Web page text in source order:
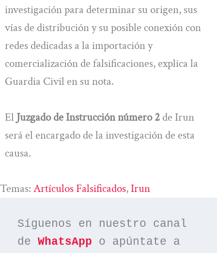
investigación para determinar su origen, sus
vías de distribución y su posible conexión con
redes dedicadas a la importación y
comercialización de falsificaciones, explica la
Guardia Civil en su nota.
El Juzgado de Instrucción número 2 de Irun
será el encargado de la investigación de esta
causa.
Temas: Artículos Falsificados, Irun
Síguenos en nuestro canal
de WhatsApp o apúntate a